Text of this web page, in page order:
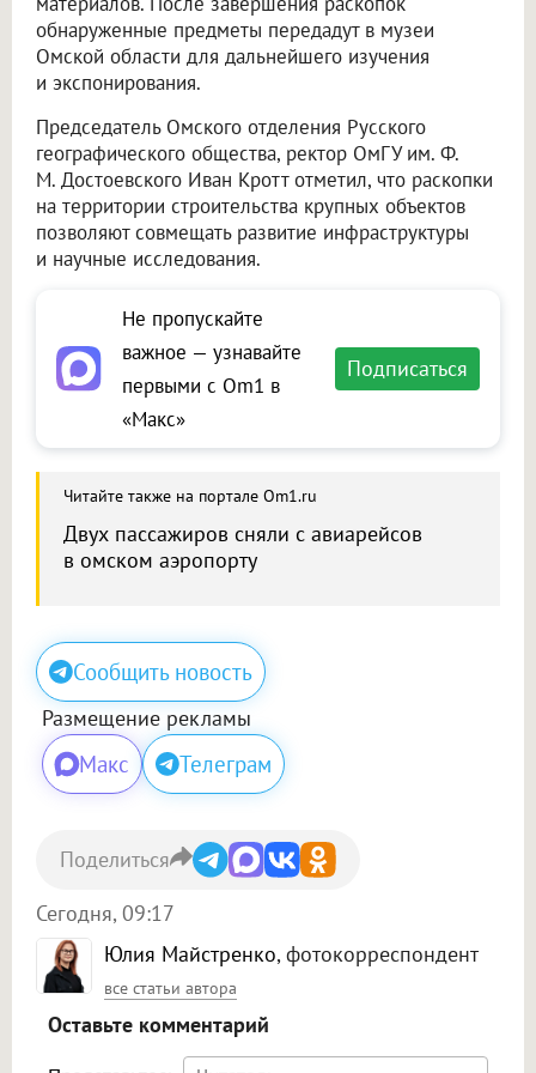
обнаруженные предметы передадут в музеи
Омской области для дальнейшего изучения
и экспонирования.
Председатель Омского отделения Русского
географического общества, ректор ОмГУ им. Ф.
М. Достоевского Иван Кротт отметил, что раскопки
на территории строительства крупных объектов
позволяют совмещать развитие инфраструктуры
и научные исследования.
Не пропускайте
важное — узнавайте
первыми с Om1 в
«Макс»
Подписаться
Читайте также на портале Om1.ru
Двух пассажиров сняли с авиарейсов
в омском аэропорту
Сообщить новость
Размещение рекламы
Макс Телеграм
Юлия Майстренко, фотокорреспондент
все статьи автора
Сегодня, 09:17
Поделиться
Оставьте комментарий